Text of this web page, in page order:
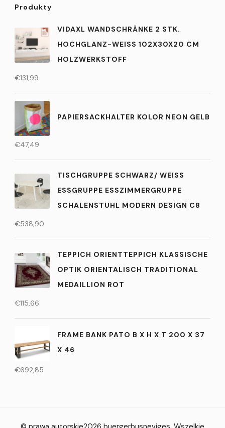
Produkty
VIDAXL WANDSCHRÄNKE 2 STK.
HOCHGLANZ-WEISS 102X30X20 CM H
OLZWERKSTOFF
€131,99
PAPIERSACKHALTER KOLOR NEON GELB
€47,49
TISCHGRUPPE SCHWARZ/ WEISS E
SSGRUPPE ESSZIMMERGRUPPE S
CHALENSTUHL MODERN DESIGN C8
€538,90
TEPPICH ORIENTTEPPICH KLASSISCHE
OPTIK ORIENTALISCH TRADITIONAL
MEDAILLION ROT
€115,66
FRAME BANK PATO B X H X T 200 X 37
X 46
€692,85